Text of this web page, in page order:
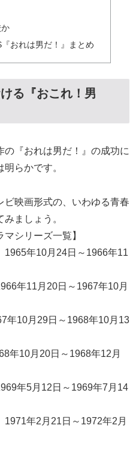
『おれは男だ！』まとめ
る『おこれ！男
の『おれは男だ！』の成功に
らかです。
ビ映画形式の、いわゆる青春
ましょう。
マシリーズ一覧】
1965年10月24日～1966年11
年11月20日～1967年10月
年10月29日～1968年10月13
年10月20日～1968年12月
年5月12日～1969年7月14
年2月21日～1972年2月